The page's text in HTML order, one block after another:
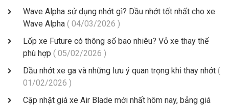
Wave Alpha sử dụng nhớt gì? Dầu nhớt tốt nhất cho xe
Wave Alpha ( 04/03/2026 )
Lốp xe Future có thông số bao nhiêu? Vỏ xe thay thế
phù hợp ( 05/02/2026 )
Dầu nhớt xe ga và những lưu ý quan trọng khi thay nhớt (
01/02/2026 )
Cập nhật giá xe Air Blade mới nhất hôm nay, bảng giá